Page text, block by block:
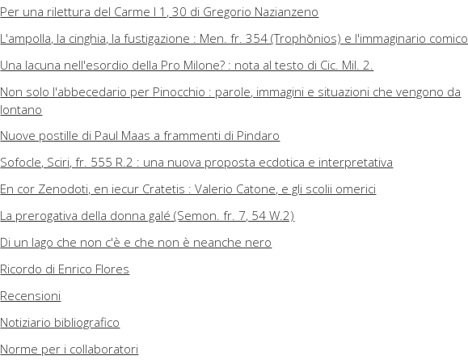
Per una rilettura del Carme I 1, 30 di Gregorio Nazianzeno
L'ampolla, la cinghia, la fustigazione : Men. fr. 354 (Trophōnios) e l'immaginario comico
Una lacuna nell'esordio della Pro Milone? : nota al testo di Cic. Mil. 2.
Non solo l'abbecedario per Pinocchio : parole, immagini e situazioni che vengono da
lontano
Nuove postille di Paul Maas a frammenti di Pindaro
Sofocle, Sciri, fr. 555 R.2 : una nuova proposta ecdotica e interpretativa
En cor Zenodoti, en iecur Cratetis : Valerio Catone, e gli scolii omerici
La prerogativa della donna galé (Semon. fr. 7, 54 W.2)
Di un lago che non c'è e che non è neanche nero
Ricordo di Enrico Flores
Recensioni
Notiziario bibliografico
Norme per i collaboratori